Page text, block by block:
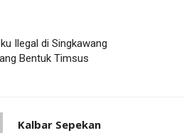
Ilegal di Singkawang
Bentuk Timsus
Kalbar Sepekan